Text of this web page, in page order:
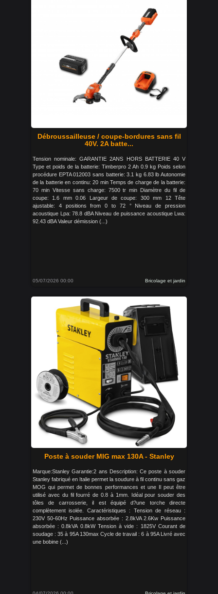
Débroussailleuse / coupe-bordures sans fil
40V. 2A batte...
Tension nominale: GARANTIE 2ANS HORS BATTERIE 40 V
Type et poids de la batterie: Timberpro 2 Ah 0.9 kg Poids selon
procédure EPTA 012003 sans batterie: 3.1 kg 6.83 lb Autonomie
de la batterie en continu: 20 min Temps de charge de la batterie:
70 min Vitesse sans charge: 7500 tr min Diamètre du fil de
coupe: 1.6 mm 0.06 Largeur de coupe: 300 mm 12 Tête
ajustable: 4 positions from 0 to 72 ° Niveau de pression
acoustique Lpa: 78.8 dBA Niveau de puissance acoustique Lwa:
92.43 dBA Valeur démission (...)
05/07/2026 00:00 Bricolage et jardin
Poste à souder MIG max 130A - Stanley
Marque:Stanley Garantie:2 ans Description: Ce poste à souder
Stanley fabriqué en Italie permet la soudure à fil continu sans gaz
MOG qui permet de bonnes performances et une Il peut être
utilisé avec du fil fourré de 0.8 à 1mm. Idéal pour souder des
tôles de carrosserie, il est équipé d?une torche directe
complètement isolée. Caractéristiques : Tension de réseau :
230V 50-60Hz Puissance absorbée : 2.8kVA 2.6Kw Puissance
absorbée : 0.8kVA 0.8kW Tension à vide : 1825V Courant de
soudage : 35 à 95A 130max Cycle de travail : 6 à 95A Livré avec
une bobine (...)